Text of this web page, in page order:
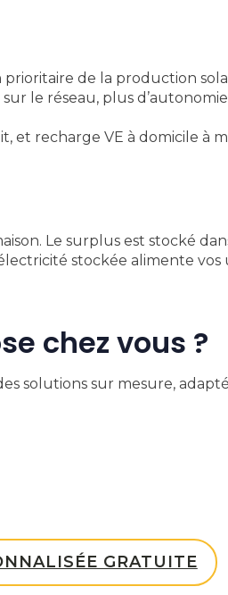
prioritaire de la production
sur le réseau, plus
et recharge VE à domicile à
Le surplus est stocké
stockée alimente vos
chez vous ?
solutions sur mesure,
GRATUITE